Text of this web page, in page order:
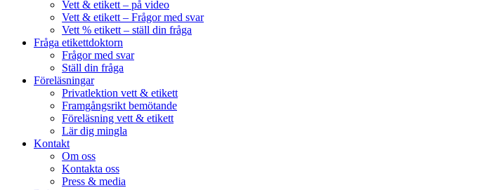
Vett & etikett – på video
Vett & etikett – Frågor med svar
Vett % etikett – ställ din fråga
Fråga etikettdoktorn
Frågor med svar
Ställ din fråga
Föreläsningar
Privatlektion vett & etikett
Framgångsrikt bemötande
Föreläsning vett & etikett
Lär dig mingla
Kontakt
Om oss
Kontakta oss
Press & media